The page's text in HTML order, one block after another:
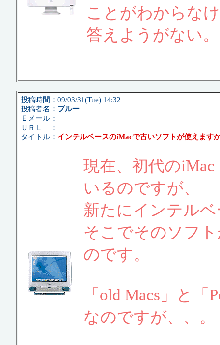
ことがわからな
答えようがない
投稿時間：09/03/31(Tue) 14:32
投稿者名： ブルー
Ｅメール：
ＵＲＬ ：
タイトル： インテルベースのiMacで古いソフトが使えます
現在、初代の
いるのですが、
新たにインテル
そこでそのソフ
のです。
「old Macs」と
なのですが、、。